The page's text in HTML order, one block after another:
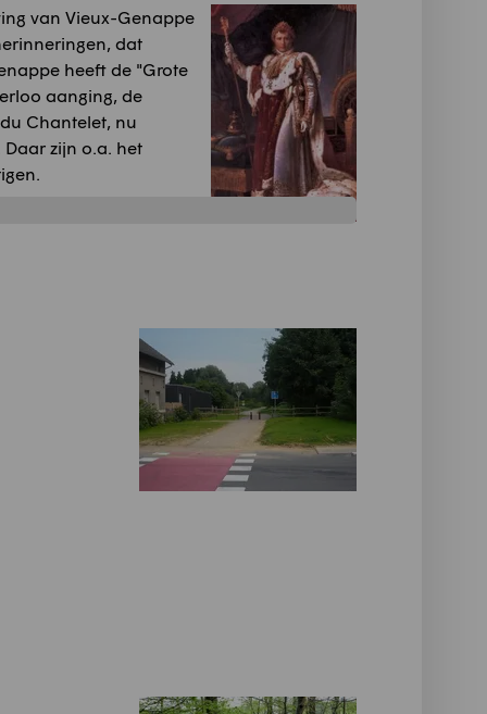
van Vieux-Genappe
dat
heeft de "Grote
aanging, de
Chantelet, nu
zijn o.a. het